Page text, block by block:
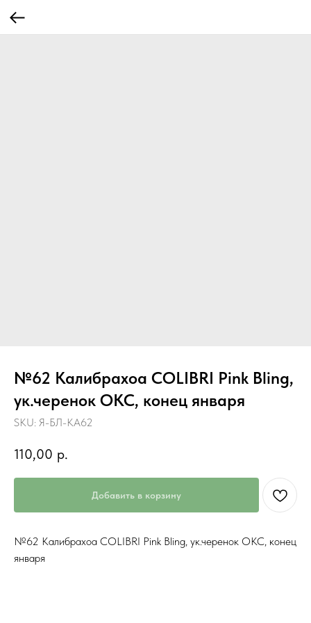
№62 Калибрахоа COLIBRI Pink Bling,
ук.черенок ОКС, конец января
SKU: Я-БЛ-КА62
110,00 р.
Добавить в корзину
№62 Калибрахоа COLIBRI Pink Bling, ук.черенок ОКС, конец
января